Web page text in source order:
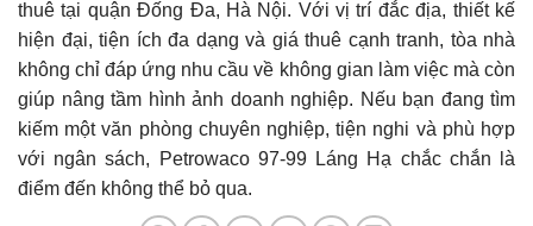
thuê tại quận Đống Đa, Hà Nội. Với vị trí đắc địa, thiết kế
hiện đại, tiện ích đa dạng và giá thuê cạnh tranh, tòa nhà
không chỉ đáp ứng nhu cầu về không gian làm việc mà còn
giúp nâng tầm hình ảnh doanh nghiệp. Nếu bạn đang tìm
kiếm một văn phòng chuyên nghiệp, tiện nghi và phù hợp
với ngân sách, Petrowaco 97-99 Láng Hạ chắc chắn là
điểm đến không thể bỏ qua.